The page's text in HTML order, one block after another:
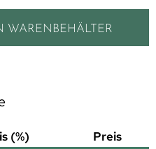
WARENBEHÄLTER
(%)
Preis